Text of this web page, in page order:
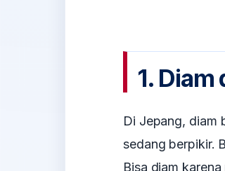
1.
Di Jepang, diam
sedang berpikir.
Bisa diam